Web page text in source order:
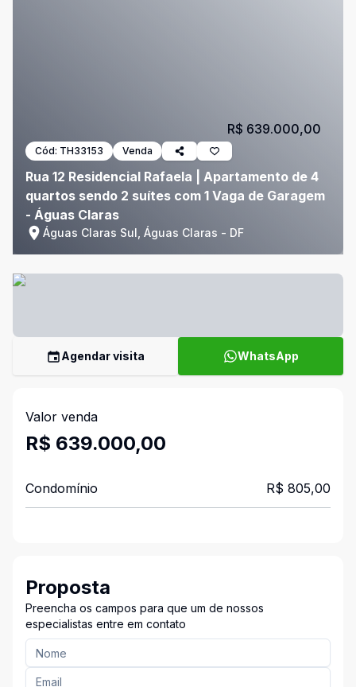
Cód: TH33153 Venda
Rua 12 Residencial Rafaela | Apartamento de 4
quartos sendo 2 suítes com 1 Vaga de Garagem
- Águas Claras
Águas Claras Sul, Águas Claras - DF
R$ 639.000,00
Agendar visita WhatsApp
Valor venda
R$ 639.000,00
Condomínio R$ 805,00
Proposta
Preencha os campos para que um de nossos
especialistas entre em contato